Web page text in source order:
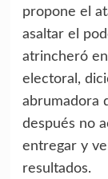
propone el
asaltar el
atrincheró
electoral,
abrumadora
después no
entregar y
resultados.